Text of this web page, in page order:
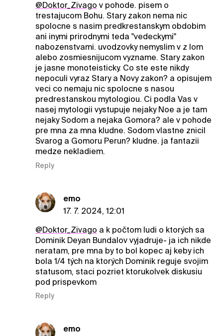
@Doktor_Zivago v pohode. pisem o
trestajucom Bohu. Stary zakon nema nic
spolocne s nasim predkrestanskym obdobim
ani inymi prirodnymi teda "vedeckymi"
nabozenstvami. uvodzovky nemyslim v z lom
alebo zosmiesnijucom vyzname. Stary zakon
je jasne monoteisticky. Co ste este nikdy
nepoculi vyraz Stary a Novy zakon? a opisujem
veci co nemaju nic spolocne s nasou
predrestanskou mytologiou. Ci podla Vas v
nasej mytologii vystupuje nejaky Noe a je tam
nejaky Sodom a nejaka Gomora? ale v pohode
pre mna za mna kludne. Sodom vlastne znicil
Svarog a Gomoru Perun? kludne. ja fantazii
medze nekladiem.
Reply
emo
17. 7. 2024, 12:01
@Doktor_Zivago a k počtom ludi o ktorých sa
Dominik Deyan Bundalov vyjadruje- ja ich nikde
neratam, pre mna by to bol kopec aj keby ich
bola 1/4 tých na ktorých Dominik reguje svojim
statusom, staci pozriet ktorukolvek diskusiu
pod prispevkom
Reply
emo